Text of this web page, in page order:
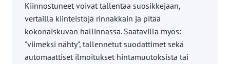
Kiinnostuneet voivat tallentaa suosikkejaan,
vertailla kiinteistöjä rinnakkain ja pitää
kokonaiskuvan hallinnassa. Saatavilla myös:
"viimeksi nähty", tallennetut suodattimet sekä
automaattiset ilmoitukset hintamuutoksista tai